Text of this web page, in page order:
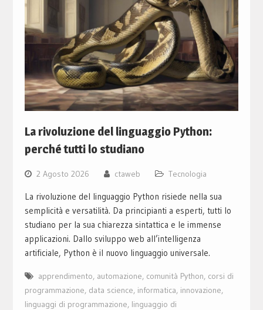
La rivoluzione del linguaggio Python:
perché tutti lo studiano
2 Agosto 2026 ctaweb Tecnologia
La rivoluzione del linguaggio Python risiede nella sua
semplicità e versatilità. Da principianti a esperti, tutti lo
studiano per la sua chiarezza sintattica e le immense
applicazioni. Dallo sviluppo web all’intelligenza
artificiale, Python è il nuovo linguaggio universale.
apprendimento, automazione, comunità Python, corsi di
programmazione, data science, informatica, innovazione,
linguaggi di programmazione, linguaggio di